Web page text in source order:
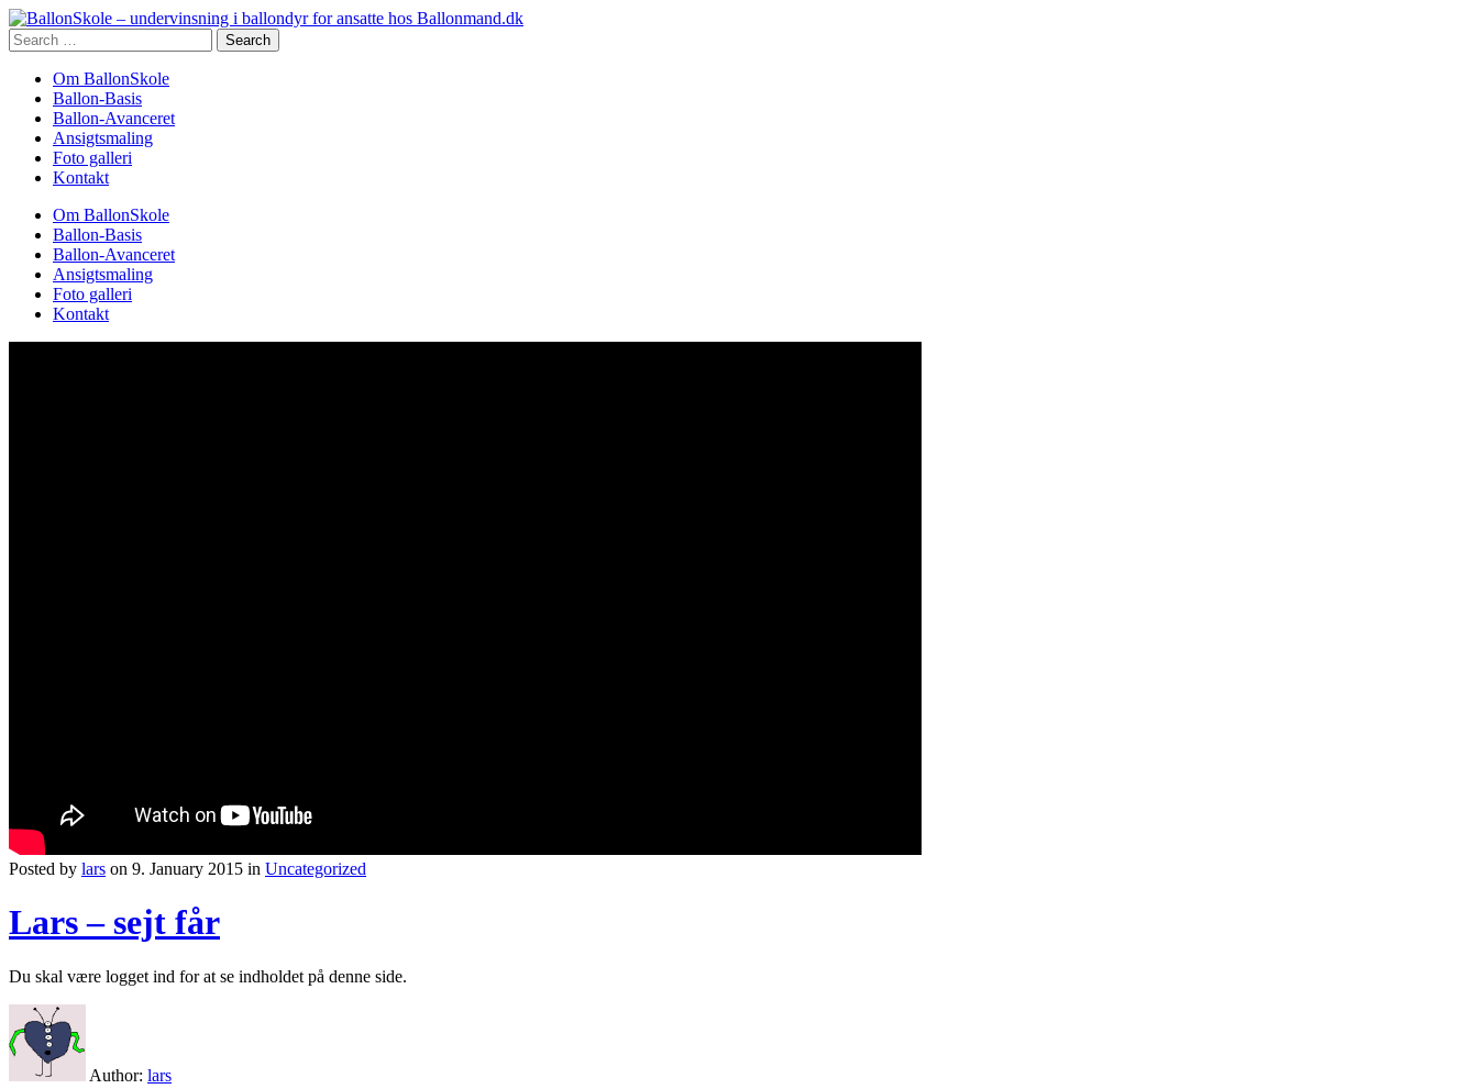
Search
for:
Om BallonSkole
Ballon-Basis
Ballon-Avanceret
Ansigtsmaling
Foto galleri
Kontakt
Om BallonSkole
Ballon-Basis
Ballon-Avanceret
Ansigtsmaling
Foto galleri
Kontakt
Posted by lars on 9. January 2015 in Uncategorized
Lars – sejt får
Du skal være logget ind for at se indholdet på denne side.
Author: lars